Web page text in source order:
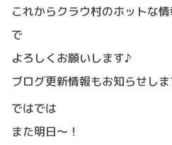
これからクラウ村のホットな
で
よろしくお願いします♪
ブログ更新情報もお知らせしま
ではでは
また明日～！